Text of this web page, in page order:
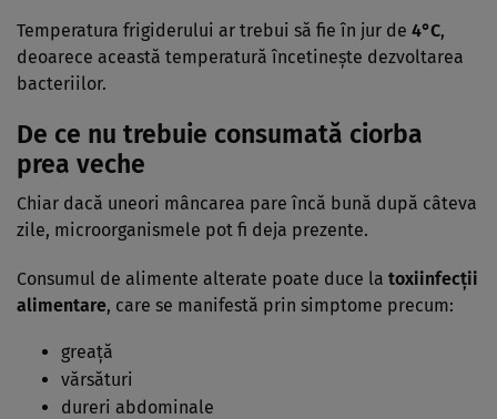
Temperatura frigiderului ar trebui să fie în jur de 4°C,
deoarece această temperatură încetinește dezvoltarea
bacteriilor.
De ce nu trebuie consumată ciorba
prea veche
Chiar dacă uneori mâncarea pare încă bună după câteva
zile, microorganismele pot fi deja prezente.
Consumul de alimente alterate poate duce la toxiinfecții
alimentare, care se manifestă prin simptome precum:
greață
vărsături
dureri abdominale